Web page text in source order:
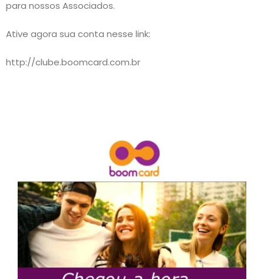
para nossos Associados.
Ative agora sua conta nesse link:
http://clube.boomcard.com.br